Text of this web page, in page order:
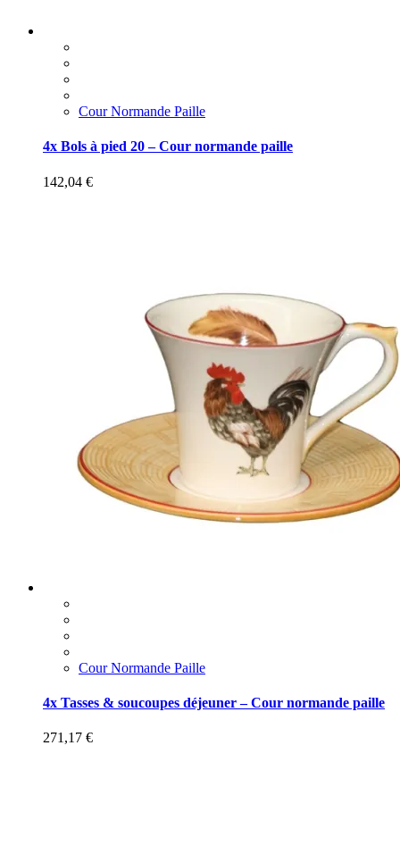
Cour Normande Paille
4x Bols à pied 20 – Cour normande paille
142,04 €
Cour Normande Paille
4x Tasses & soucoupes déjeuner – Cour normande paille
271,17 €